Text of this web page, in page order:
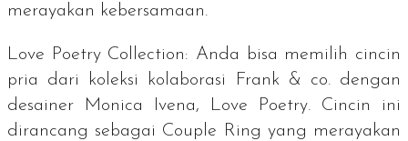
merayakan kebersamaan.
Love Poetry Collection: Anda bisa memilih cincin
pria dari koleksi kolaborasi Frank & co. dengan
desainer Monica Ivena,
Love Poetry. Cincin ini
dirancang sebagai Couple Ring yang merayakan